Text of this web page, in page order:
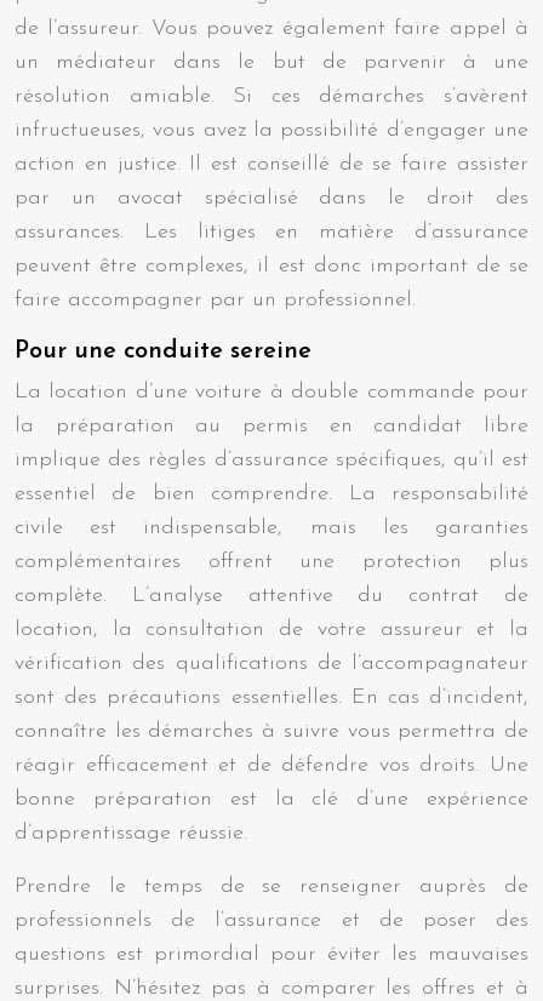
de l’assureur. Vous pouvez également faire appel à
un médiateur dans le but de parvenir à une
résolution amiable. Si ces démarches s’avèrent
infructueuses, vous avez la possibilité d’engager une
action en justice. Il est conseillé de se faire assister
par un avocat spécialisé dans le droit des
assurances. Les litiges en matière d’assurance
peuvent être complexes, il est donc important de se
faire accompagner par un professionnel.
Pour une conduite sereine
La location d’une voiture à double commande pour
la préparation au permis en candidat libre
implique des règles d’assurance spécifiques, qu’il est
essentiel de bien comprendre. La responsabilité
civile est indispensable, mais les garanties
complémentaires offrent une protection plus
complète. L’analyse attentive du contrat de
location, la consultation de votre assureur et la
vérification des qualifications de l’accompagnateur
sont des précautions essentielles. En cas d’incident,
connaître les démarches à suivre vous permettra de
réagir efficacement et de défendre vos droits. Une
bonne préparation est la clé d’une expérience
d’apprentissage réussie.
Prendre le temps de se renseigner auprès de
professionnels de l’assurance et de poser des
questions est primordial pour éviter les mauvaises
surprises. N’hésitez pas à comparer les offres et à